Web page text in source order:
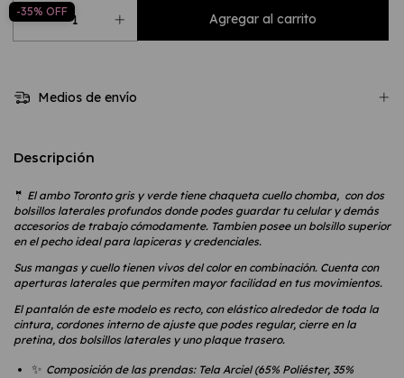
-35% OFF
Medios de envío
Descripción
🤵 El ambo Toronto gris y verde tiene chaqueta cuello chomba, con dos
bolsillos laterales profundos donde podes guardar tu celular y demás
accesorios de trabajo cómodamente. Tambien posee un bolsillo superior
en el pecho ideal para lapiceras y credenciales.
Sus mangas y cuello tienen vivos del color en combinación. Cuenta con
aperturas laterales que permiten mayor facilidad en tus movimientos.
El pantalón de este modelo es recto, con elástico alrededor de toda la
cintura, cordones interno de ajuste que podes regular, cierre en la
pretina, dos bolsillos laterales y uno plaque trasero.
✨ Composición de las prendas: Tela Arciel (65% Poliéster, 35%